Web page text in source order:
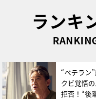
ランキ
“ベテラン
クビ覚悟
拒否！“後